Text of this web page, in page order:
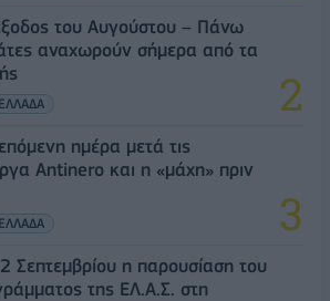
του Αυγούστου – Πάνω
αναχωρούν σήμερα από τα
ΕΛΛΑΔΑ
ημέρα μετά τις
Antinero και η «μάχη» πριν
ΕΛΛΑΔΑ
Σεπτεμβρίου η παρουσίαση του
της ΕΛ.Α.Σ. στη